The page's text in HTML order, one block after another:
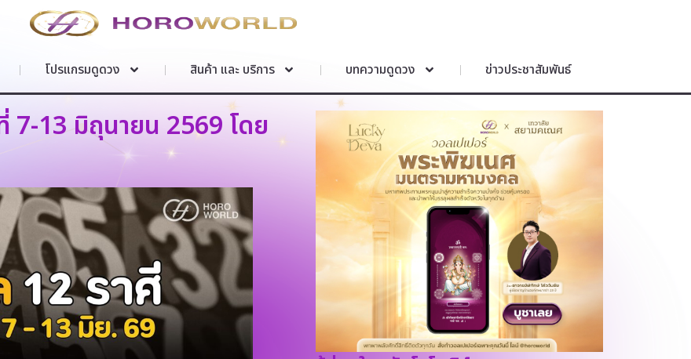
โปรแกรมดูดวง สินค้า และ บริการ บทความดูดวง ข่าวประชาสัมพันธ์
7-13 มิถุนายน 2569 โดย